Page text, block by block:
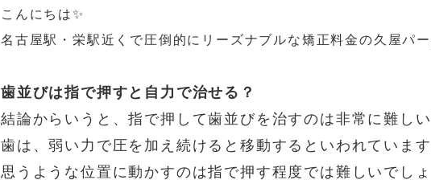
こんにちは✨
名古屋駅・栄駅近くで圧倒的にリーズナブルな矯正料金の久屋パ
歯並びは指で押すと自力で治せる？
結論からいうと、指で押して歯並びを治すのは非常に難しい
歯は、弱い力で圧を加え続けると移動するといわれていま
思うような位置に動かすのは指で押す程度では難しいでしょ